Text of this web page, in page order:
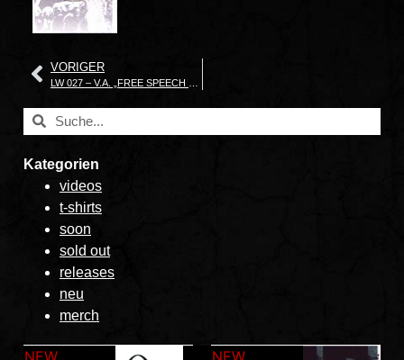
VORIGER
Kategorien
videos
t-shirts
soon
sold out
releases
neu
merch